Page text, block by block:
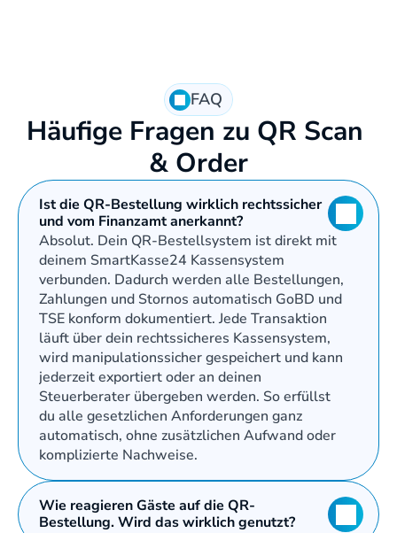
FAQ
Häufige Fragen zu QR Scan
& Order
Ist die QR-Bestellung wirklich rechtssicher
und vom Finanzamt anerkannt?
Absolut. Dein QR-Bestellsystem ist direkt mit
deinem SmartKasse24 Kassensystem
verbunden. Dadurch werden alle Bestellungen,
Zahlungen und Stornos automatisch GoBD und
TSE konform dokumentiert. Jede Transaktion
läuft über dein rechtssicheres Kassensystem,
wird manipulationssicher gespeichert und kann
jederzeit exportiert oder an deinen
Steuerberater übergeben werden. So erfüllst
du alle gesetzlichen Anforderungen ganz
automatisch, ohne zusätzlichen Aufwand oder
komplizierte Nachweise.
Wie reagieren Gäste auf die QR-
Bestellung. Wird das wirklich genutzt?